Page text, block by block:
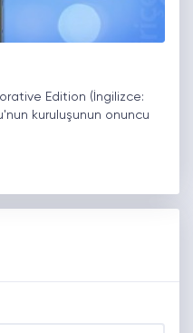
Edition (İngilizce:
kuruluşunun onuncu